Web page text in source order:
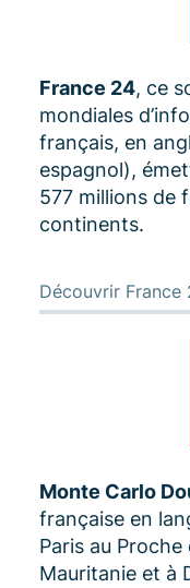
France 24, ce
mondiales
français, en
espagnol),
577 millions de
continents.
Découvrir France
Monte Carlo
française en
Paris au
Mauritanie et à